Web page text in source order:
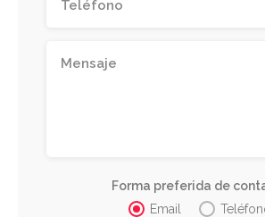
Forma preferida de
Email